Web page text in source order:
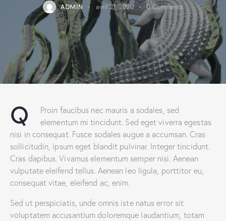
ADMIN avril 21, 2020 0 Comments
Q
Proin faucibus nec mauris a sodales, sed
elementum mi tincidunt. Sed eget viverra egestas
nisi in consequat. Fusce sodales augue a accumsan. Cras
sollicitudin, ipsum eget blandit pulvinar. Integer tincidunt.
Cras dapibus. Vivamus elementum semper nisi. Aenean
vulputate eleifend tellus. Aenean leo ligula, porttitor eu,
consequat vitae, eleifend ac, enim.
Sed ut perspiciatis, unde omnis iste natus error sit
voluptatem accusantium doloremque laudantium, totam